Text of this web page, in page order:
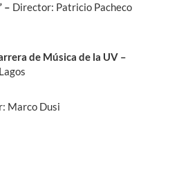
– Director: Patricio Pacheco
de Música de la UV –
Marco Dusi